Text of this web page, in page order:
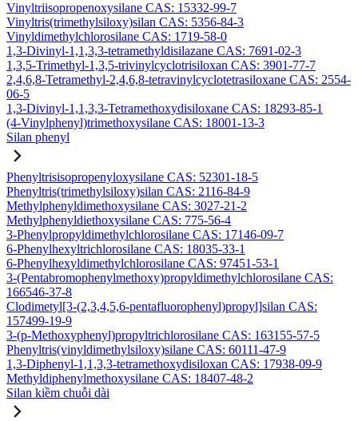
Vinyltriisopropenoxysilane CAS: 15332-99-7
Vinyltris(trimethylsiloxy)silan CAS: 5356-84-3
Vinyldimethylchlorosilane CAS: 1719-58-0
1,3-Divinyl-1,1,3,3-tetramethyldisilazane CAS: 7691-02-3
1,3,5-Trimethyl-1,3,5-trivinylcyclotrisiloxan CAS: 3901-77-7
2,4,6,8-Tetramethyl-2,4,6,8-tetravinylcyclotetrasiloxane CAS: 2554-
06-5
1,3-Divinyl-1,1,3,3-Tetramethoxydisiloxane CAS: 18293-85-1
(4-Vinylphenyl)trimethoxysilane CAS: 18001-13-3
Silan phenyl
Phenyltrisisopropenyloxysilane CAS: 52301-18-5
Phenyltris(trimethylsiloxy)silan CAS: 2116-84-9
Methylphenyldimethoxysilane CAS: 3027-21-2
Methylphenyldiethoxysilane CAS: 775-56-4
3-Phenylpropyldimethylchlorosilane CAS: 17146-09-7
6-Phenylhexyltrichlorosilane CAS: 18035-33-1
6-Phenylhexyldimethylchlorosilane CAS: 97451-53-1
3-(Pentabromophenylmethoxy)propyldimethylchlorosilane CAS:
166546-37-8
Clodimetyl[3-(2,3,4,5,6-pentafluorophenyl)propyl]silan CAS:
157499-19-9
3-(p-Methoxyphenyl)propyltrichlorosilane CAS: 163155-57-5
Phenyltris(vinyldimethylsiloxy)silane CAS: 60111-47-9
1,3-Diphenyl-1,1,3,3-tetramethoxydisiloxan CAS: 17938-09-9
Methyldiphenylmethoxysilane CAS: 18407-48-2
Silan kiềm chuỗi dài